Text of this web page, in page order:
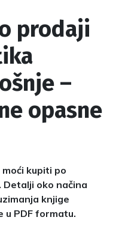
prodaji
–
opasne
kupiti po
Detalji oko načina
knjige
u PDF formatu.